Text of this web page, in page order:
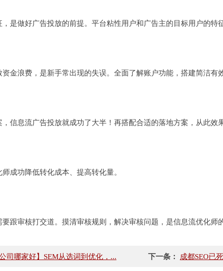
是做好广告投放的前提。平台粘性用户和广告主的目标用户的特
金浪费，是新手常出现的失误。全面了解账户功能，搭建简洁有
信息流广告投放就成功了大半！再搭配合适的落地方案，从此效
成功降低转化成本、提高转化量。
跟审核打交道。摸清审核规则，解决审核问题，是信息流优化师
司哪家好】SEM从选词到优化，... 下一条： 成都SEO已